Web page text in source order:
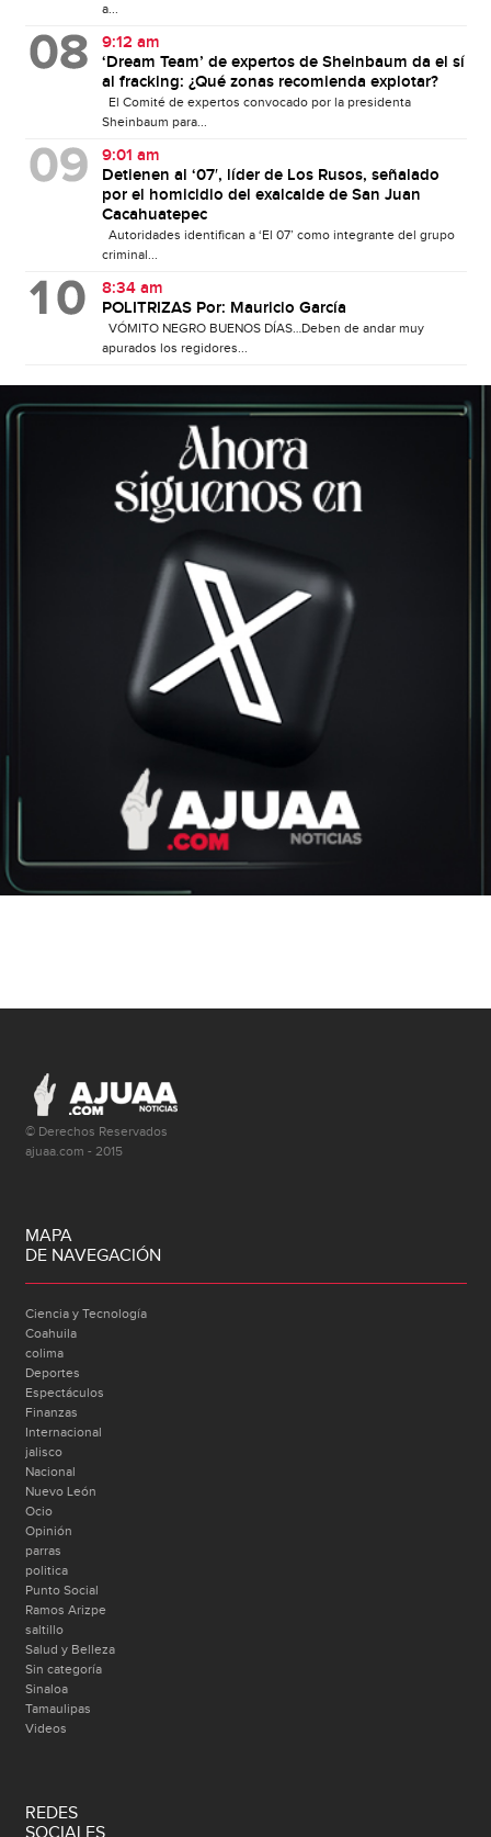
a...
9:12 am
‘Dream Team’ de expertos de Sheinbaum da el sí
al fracking: ¿Qué zonas recomienda explotar?
El Comité de expertos convocado por la presidenta
Sheinbaum para...
9:01 am
Detienen al ‘07′, líder de Los Rusos, señalado
por el homicidio del exalcalde de San Juan
Cacahuatepec
Autoridades identifican a ‘El 07’ como integrante del grupo
criminal...
8:34 am
POLITRIZAS Por: Mauricio García
VÓMITO NEGRO BUENOS DÍAS…Deben de andar muy
apurados los regidores...
© Derechos Reservados
ajuaa.com - 2015
MAPA
DE NAVEGACIÓN
Ciencia y Tecnología
Coahuila
colima
Deportes
Espectáculos
Finanzas
Internacional
jalisco
Nacional
Nuevo León
Ocio
Opinión
parras
politica
Punto Social
Ramos Arizpe
saltillo
Salud y Belleza
Sin categoría
Sinaloa
Tamaulipas
Videos
REDES